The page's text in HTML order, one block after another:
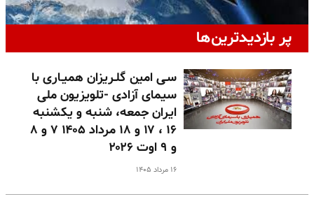
پر بازدیدترین‌ها
سـی امین گلـریزان همیـاری با
سیمای آزادی -تلویزیون ملی
ایران جمعه، شنبه و یکشنبه
۱۶ ، ۱۷ و ۱۸ مرداد ۱۴۰۵ ۷ و ۸
و ۹ اوت ۲۰۲۶
۱۶ مرداد ۱۴۰۵